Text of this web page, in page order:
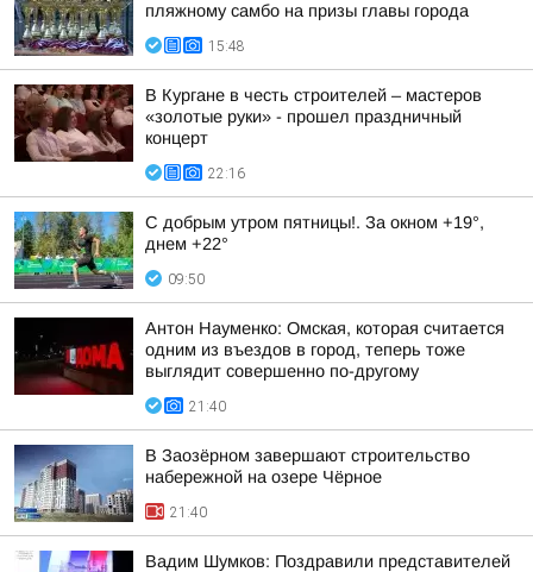
пляжному самбо на призы главы города
15:48
В Кургане в честь строителей – мастеров
«золотые руки» - прошел праздничный
концерт
22:16
С добрым утром пятницы!. За окном +19°,
днем +22°
09:50
Антон Науменко: Омская, которая считается
одним из въездов в город, теперь тоже
выглядит совершенно по-другому
21:40
В Заозёрном завершают строительство
набережной на озере Чёрное
21:40
Вадим Шумков: Поздравили представителей